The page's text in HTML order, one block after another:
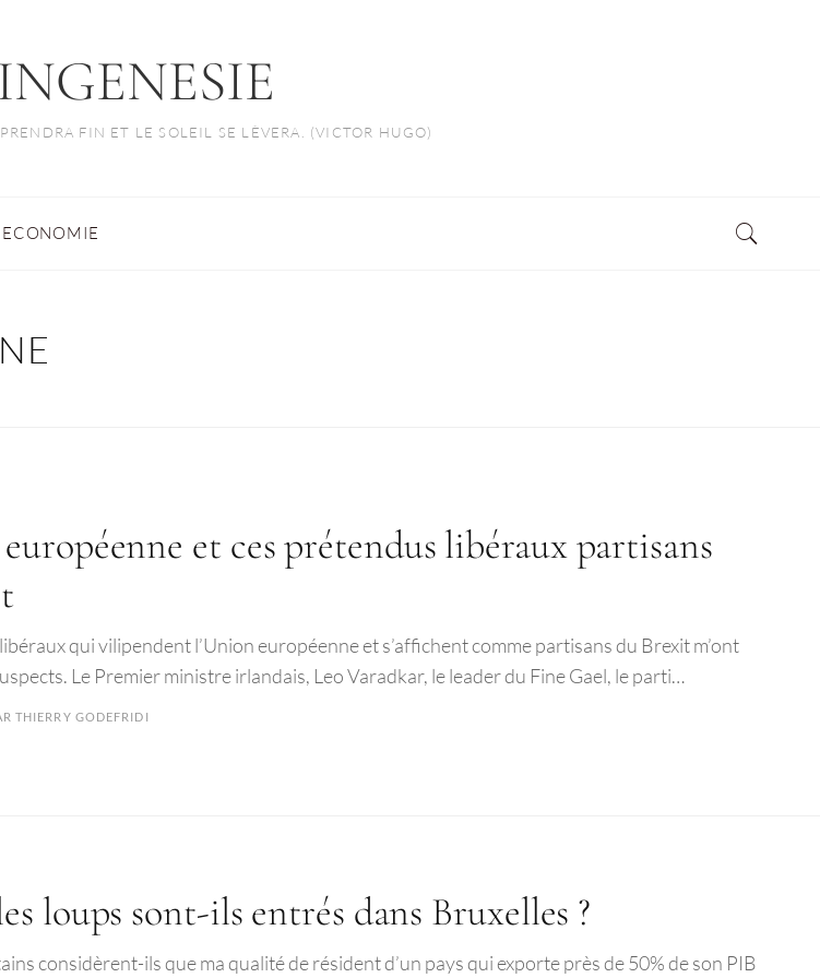
FIN ET LE SOLEIL SE LÈVERA. (VICTOR HUGO)
ECONOMIE
et ces prétendus libéraux partisans
qui vilipendent l’Union européenne et s’affichent comme partisans du Brexit m’ont
Le Premier ministre irlandais, Leo Varadkar, le leader du Fine Gael, le parti…
THIERRY GODEFRIDI
loups sont-ils entrés dans Bruxelles ?
considèrent-ils que ma qualité de résident d’un pays qui exporte près de 50% de son PIB